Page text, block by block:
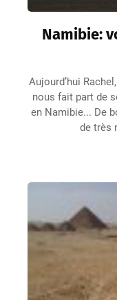
Namibie:
Aujourd’hui
nous fait part de
en Namibie... De
de très